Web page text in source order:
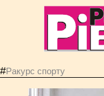
#Ракурс спорту